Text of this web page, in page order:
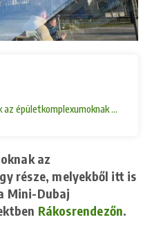
az épületkomplexumoknak egy
az
része, melyekből itt is
Mini-Dubaj
Rákosrendezőn.